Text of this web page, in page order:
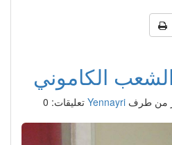
الكاموني
من طرف Yennayri تعليقات: 0